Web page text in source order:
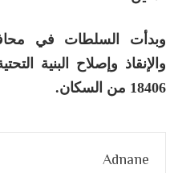
وبدأت السلطات في
والإنقاذ وإصلاح البنية
18406 من السكان.
Adnane